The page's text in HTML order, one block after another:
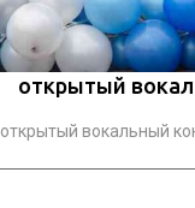
открытый
открытый вокальный